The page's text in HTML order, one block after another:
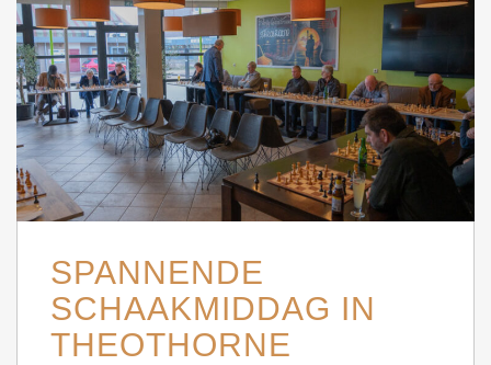
SPANNENDE
SCHAAKMIDDAG IN
THEOTHORNE